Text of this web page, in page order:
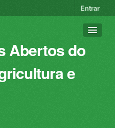
Entrar
Abertos do
e